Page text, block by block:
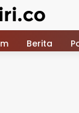
Berita